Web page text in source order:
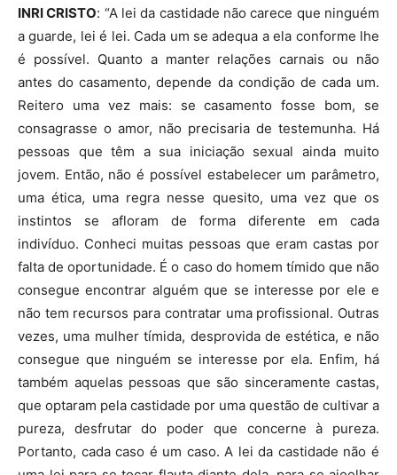
INRI CRISTO: “A lei da castidade não carece que ninguém
a guarde, lei é lei. Cada um se adequa a ela conforme lhe
é possível. Quanto a manter relações carnais ou não
antes do casamento, depende da condição de cada um.
Reitero uma vez mais: se casamento fosse bom, se
consagrasse o amor, não precisaria de testemunha. Há
pessoas que têm a sua iniciação sexual ainda muito
jovem. Então, não é possível estabelecer um parâmetro,
uma ética, uma regra nesse quesito, uma vez que os
instintos se afloram de forma diferente em cada
indivíduo. Conheci muitas pessoas que eram castas por
falta de oportunidade. É o caso do homem tímido que não
consegue encontrar alguém que se interesse por ele e
não tem recursos para contratar uma profissional. Outras
vezes, uma mulher tímida, desprovida de estética, e não
consegue que ninguém se interesse por ela. Enfim, há
também aquelas pessoas que são sinceramente castas,
que optaram pela castidade por uma questão de cultivar a
pureza, desfrutar do poder que concerne à pureza.
Portanto, cada caso é um caso. A lei da castidade não é